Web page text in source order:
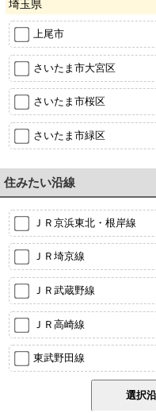
埼玉県
上尾市
さいたま市大宮区
さいたま市桜区
さいたま市緑区
住みたい沿線
ＪＲ京浜東北・根岸線
ＪＲ埼京線
ＪＲ武蔵野線
ＪＲ高崎線
東武野田線